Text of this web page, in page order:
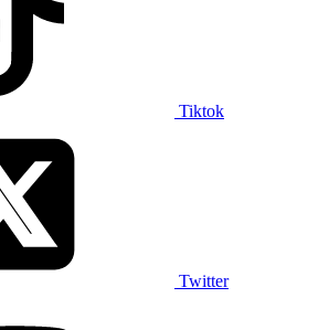
Tiktok
Twitter